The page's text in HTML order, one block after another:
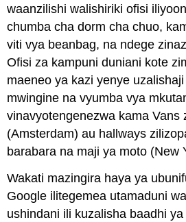
waanzilishi walishiriki ofisi
chumba cha dorm cha chuo,
viti vya beanbag, na ndege
Ofisi za kampuni duniani kote
maeneo ya kazi yenye
mwingine na vyumba vya
vinavyotengenezwa kama Vans
(Amsterdam) au hallways
barabara na maji ya moto (New
Wakati mazingira haya ya
Google ilitegemea utamaduni
ushindani ili kuzalisha baadhi